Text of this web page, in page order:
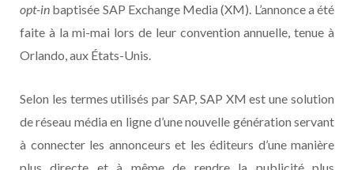
opt-in baptisée SAP Exchange Media (XM). L’annonce a été
faite à la mi-mai lors de leur convention annuelle, tenue à
Orlando, aux États-Unis.
Selon les termes utilisés par SAP, SAP XM est une solution
de réseau média en ligne d’une nouvelle génération servant
à connecter les annonceurs et les éditeurs d’une manière